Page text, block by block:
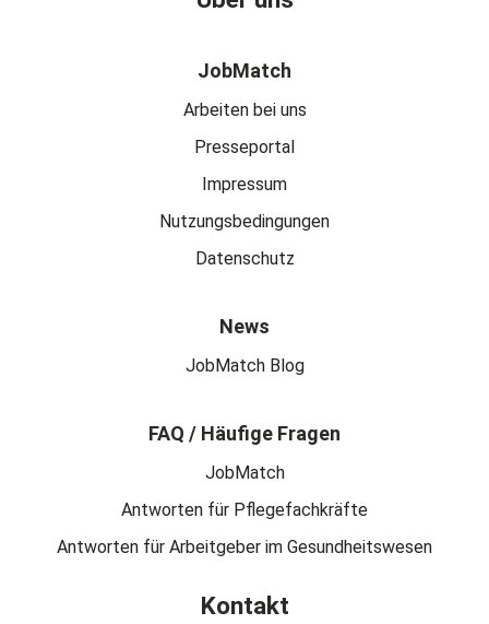
JobMatch
Arbeiten bei uns
Presseportal
Impressum
Nutzungsbedingungen
Datenschutz
News
JobMatch Blog
FAQ / Häufige Fragen
JobMatch
Antworten für Pflegefachkräfte
Antworten für Arbeitgeber im Gesundheitswesen
Kontakt